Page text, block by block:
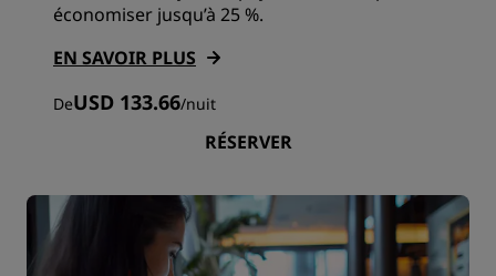
économiser jusqu’à 25 %.
EN SAVOIR PLUS
DeUSD 133.66/nuit
RÉSERVER